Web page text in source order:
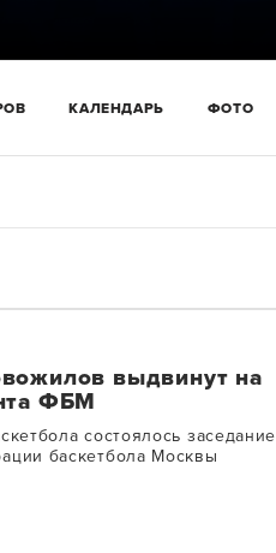
КАЛЕНДАРЬ ФОТО
выдвинут на
ФБМ
состоялось заседание
баскетбола Москвы